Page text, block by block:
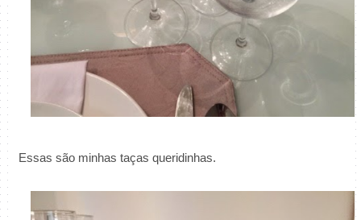
Essas são minhas taças queridinhas.